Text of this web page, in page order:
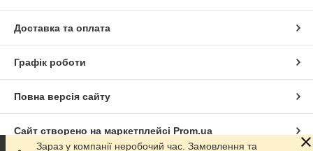
Доставка та оплата
Графік роботи
Повна версія сайту
Сайт створено на маркетплейсі Prom.ua
Зараз у компанії неробочий час. Замовлення та